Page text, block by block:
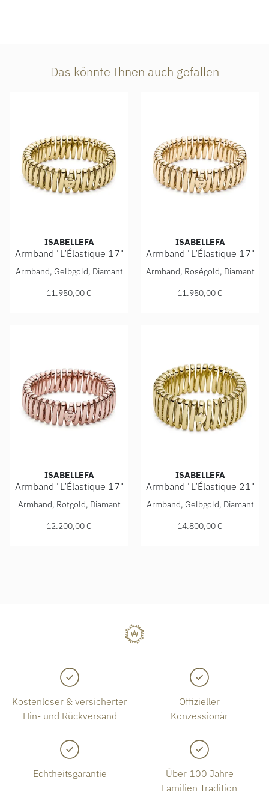
Das könnte Ihnen auch gefallen
ISABELLEFA
Armband "L’Élastique 17"
IsabelleFa Armband "L’Élastique 17", Ref: 02150/17/
Armband, Gelbgold, Diamant
11.950,00 €
ISABELLEFA
Armband "L’Élastique 17"
IsabelleFa Armband
Armband, Roségold, Diamant
11.950,00 €
ISABELLEFA
Armband "L’Élastique 17"
IsabelleFa Armband "L’Élastique 17", Ref: 02150/17/
Armband, Rotgold, Diamant
12.200,00 €
ISABELLEFA
Armband "L’Élastique 21"
IsabelleFa Armband
Armband, Gelbgold, Diamant
14.800,00 €
Kostenloser & versicherter
Hin- und Rückversand
Offizieller
Konzessionär
Echtheitsgarantie
Über 100 Jahre
Familien Tradition